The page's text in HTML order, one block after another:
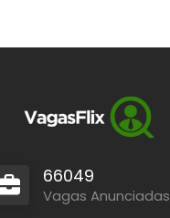
66049
Vagas Anunciadas